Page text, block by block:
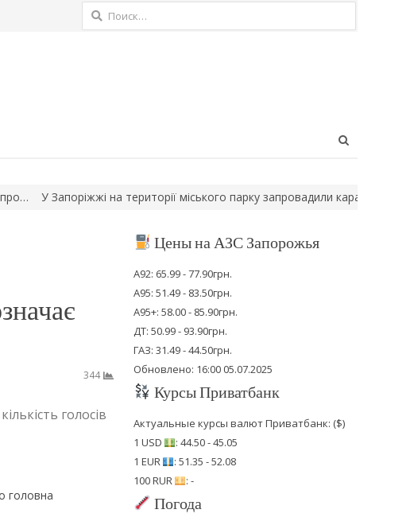
Найти:
У Запоріжжі на території міського парку запровадили карантин
344
голосів
головна
Цены на АЗС Запорожья
А92: 65.99 - 77.90грн.
А95: 51.49 - 83.50грн.
А95+: 58.00 - 85.90грн.
ДТ: 50.99 - 93.90грн.
ГАЗ: 31.49 - 44.50грн.
Обновлено: 16:00 05.07.2025
Курсы Приватбанк
Актуальные курсы валют Приватбанк: ($)
1 USD
: 44.50 - 45.05
1 EUR
: 51.35 - 52.08
100 RUR
: -
Погода